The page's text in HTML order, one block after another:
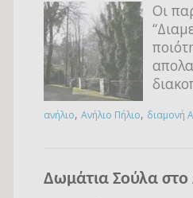
Οι
ανήλιο, Ανήλιο Πήλιο, διαμονή
Δωμάτια Σούλα στο